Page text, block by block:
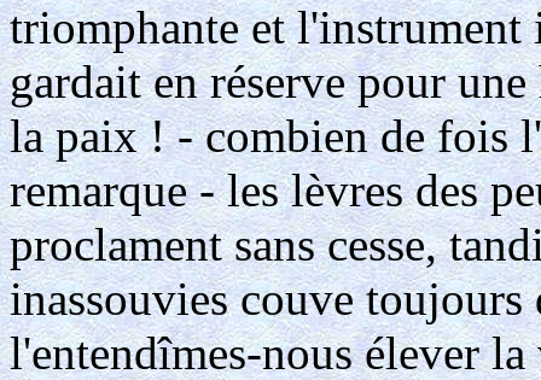
triomphante et
gardait en réserve pour
la paix ! - combien de fois
remarque - les lèvres des
proclament sans cesse,
inassouvies couve
l'entendîmes-nous élever